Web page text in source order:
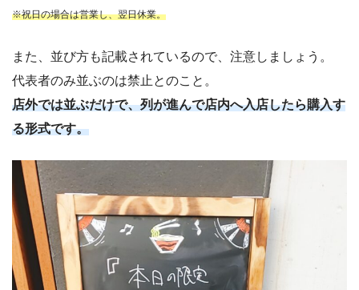
※祝日の場合は営業し、翌日休業。
また、並び方も記載されているので、注意しましょう。
代表者のみ並ぶのは禁止とのこと。
店外では並ぶだけで、列が進んで店内へ入店したら購入す
る形式です。